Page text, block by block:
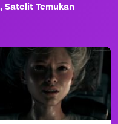
Satelit Temukan